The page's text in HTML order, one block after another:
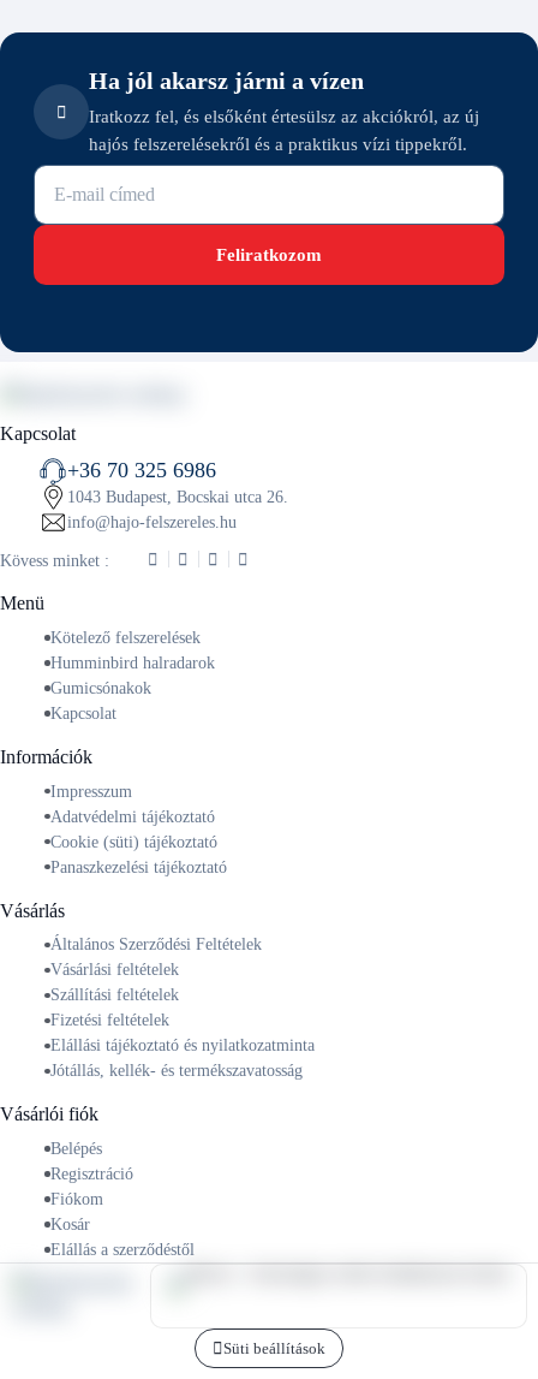
Ha jól akarsz járni a vízen
Iratkozz fel, és elsőként értesülsz az akciókról, az új
hajós felszerelésekről és a praktikus vízi tippekről.
E-mail cím
Feliratkozom
Kapcsolat
+36 70 325 6986
1043 Budapest, Bocskai utca 26.
info@hajo-felszereles.hu
Kövess minket :
Menü
Kötelező felszerelések
Humminbird halradarok
Gumicsónakok
Kapcsolat
Információk
Impresszum
Adatvédelmi tájékoztató
Cookie (süti) tájékoztató
Panaszkezelési tájékoztató
Vásárlás
Általános Szerződési Feltételek
Vásárlási feltételek
Szállítási feltételek
Fizetési feltételek
Elállási tájékoztató és nyilatkozatminta
Jótállás, kellék- és termékszavatosság
Vásárlói fiók
Belépés
Regisztráció
Fiókom
Kosár
Elállás a szerződéstől
Süti beállítások